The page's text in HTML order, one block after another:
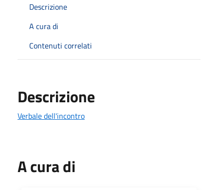
Descrizione
A cura di
Contenuti correlati
Descrizione
Verbale dell'incontro
A cura di